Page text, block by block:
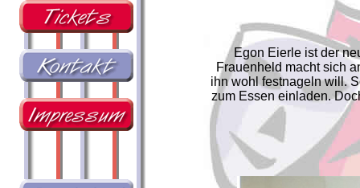
Egon Eierle ist der
Frauenheld macht sich
ihn wohl festnageln will.
zum Essen einladen.